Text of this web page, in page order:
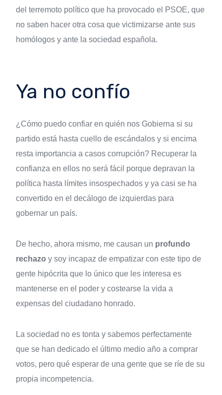
del terremoto político que ha provocado el PSOE, que
no saben hacer otra cosa que victimizarse ante sus
homólogos y ante la sociedad española.
Ya no confío
¿Cómo puedo confiar en quién nos Gobierna si su
partido está hasta cuello de escándalos y si encima
resta importancia a casos corrupción? Recuperar la
confianza en ellos no será fácil porque depravan la
política hasta límites insospechados y ya casi se ha
convertido en el decálogo de izquierdas para
gobernar un país.
De hecho, ahora mismo, me causan un profundo
rechazo y soy incapaz de empatizar con este tipo de
gente hipócrita que lo único que les interesa es
mantenerse en el poder y costearse la vida a
expensas del ciudadano honrado.
La sociedad no es tonta y sabemos perfectamente
que se han dedicado el último medio año a comprar
votos, pero qué esperar de una gente que se ríe de su
propia incompetencia.